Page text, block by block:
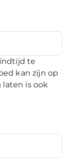
te
kan zijn op
laten is ook